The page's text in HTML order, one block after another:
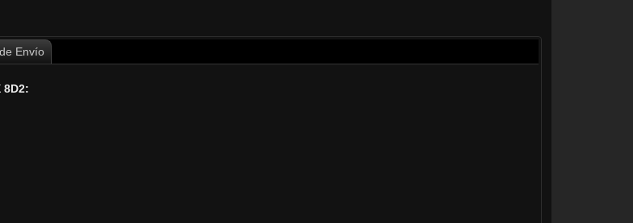
Envío
8D2: